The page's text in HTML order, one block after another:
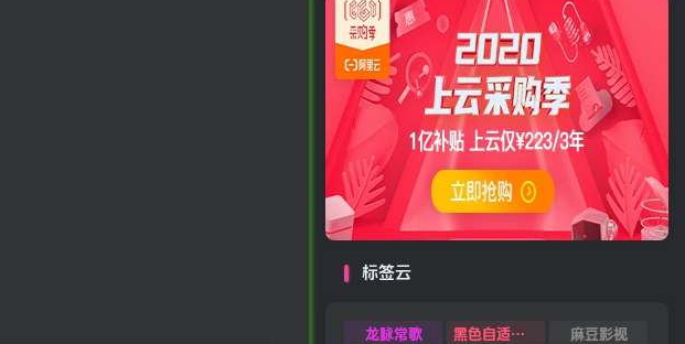
标签云
龙脉常歌 黑色自适应模板
麻豆影视